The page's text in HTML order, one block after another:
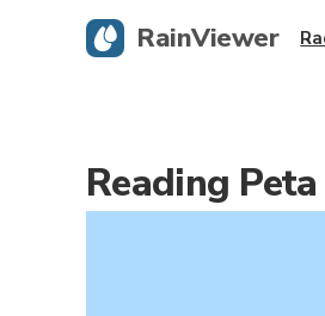
Reading
RainViewer